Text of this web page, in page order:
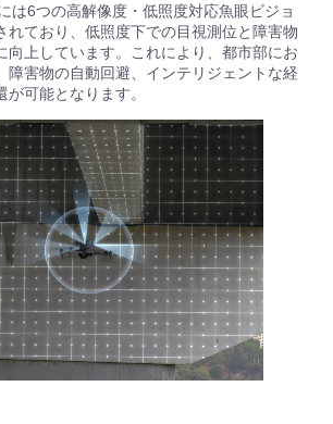
は6つの高解像度・低照度対応魚眼ビジョ
れており、低照度下での目視測位と障害物
向上しています。これにより、都市部にお
障害物の自動回避、インテリジェントな経
可能となります。